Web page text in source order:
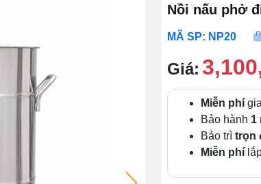
Nồi nấu phở
MÃ SP: NP20
Giá:
Miễn phí
Bảo hành 1
Bảo trì trọn
Miễn phí